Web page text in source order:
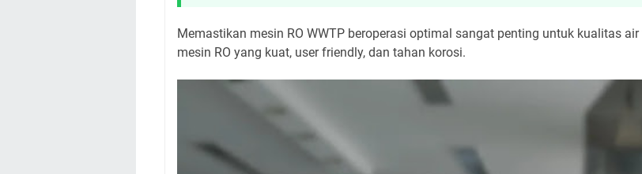
Memastikan mesin RO WWTP beroperasi optimal sangat penting untuk kualitas
mesin RO yang kuat, user friendly, dan tahan korosi.